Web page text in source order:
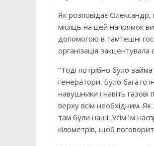
Як розповідає Олександр,
місяць на цей напрямок
допомогою в тамтешні
організація
“Тоді потрібно було
генератори. Було багато
навушники і навіть
верху всім необхідним.
там були наші. Усім їм
кілометрів, щоб